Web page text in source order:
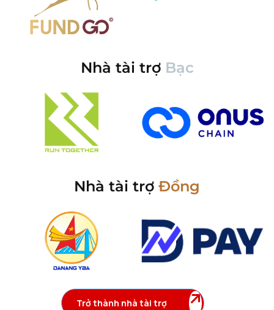
Nhà tài trợ Bạc
Nhà tài trợ Đồng
Trở thành nhà tài trợ